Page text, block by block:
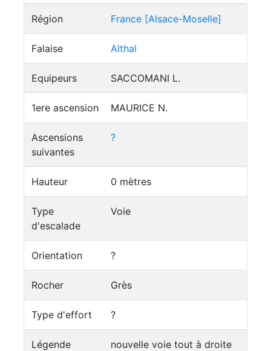
Région France [Alsace-Moselle]
Falaise Althal
Equipeurs SACCOMANI L.
1ere ascension MAURICE N.
Ascensions
suivantes
?
Hauteur 0 mètres
Type
d'escalade
Voie
Orientation ?
Rocher Grès
Type d'effort ?
Légende
nouvelle voie tout à droite